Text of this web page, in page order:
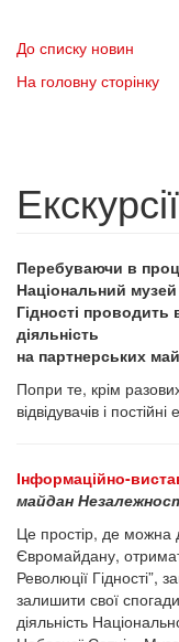
До списку новин
На головну сторінку
Екскурсії
Перебуваючи в
Національний
Гідності
діяльність
на партнерських
Попри те, крім
відвідувачів і постійні
Інформаційно-
майдан
Це простір, де можна
Євромайдану,
Революції Гідності”,
залишити свої
діяльність